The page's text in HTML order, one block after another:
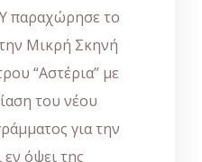
παραχώρησε το
Μικρή Σκηνή
“Αστέρια” με
του νέου
για την
όψει της